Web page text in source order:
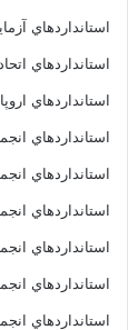
استانداردهاي
استانداردهاي
استانداردهاي
استانداردهاي
استانداردهاي
استانداردهاي
استانداردهاي
استانداردهاي
استانداردهاي